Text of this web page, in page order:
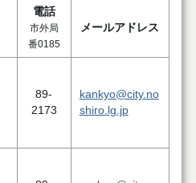
電話
市外局
番0185
メールアドレス
89-
2173
kankyo@city.no
shiro.lg.jp